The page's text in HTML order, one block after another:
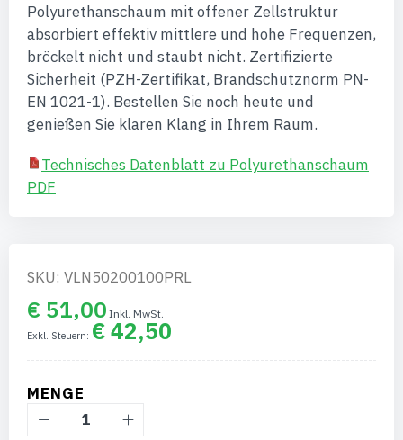
Polyurethanschaum mit offener Zellstruktur
absorbiert effektiv mittlere und hohe Frequenzen,
bröckelt nicht und staubt nicht. Zertifizierte
Sicherheit (PZH-Zertifikat, Brandschutznorm PN-
EN 1021-1). Bestellen Sie noch heute und
genießen Sie klaren Klang in Ihrem Raum.
Technisches Datenblatt zu Polyurethanschaum
PDF
SKU: VLN50200100PRL
€ 51,00
€ 42,50
MENGE